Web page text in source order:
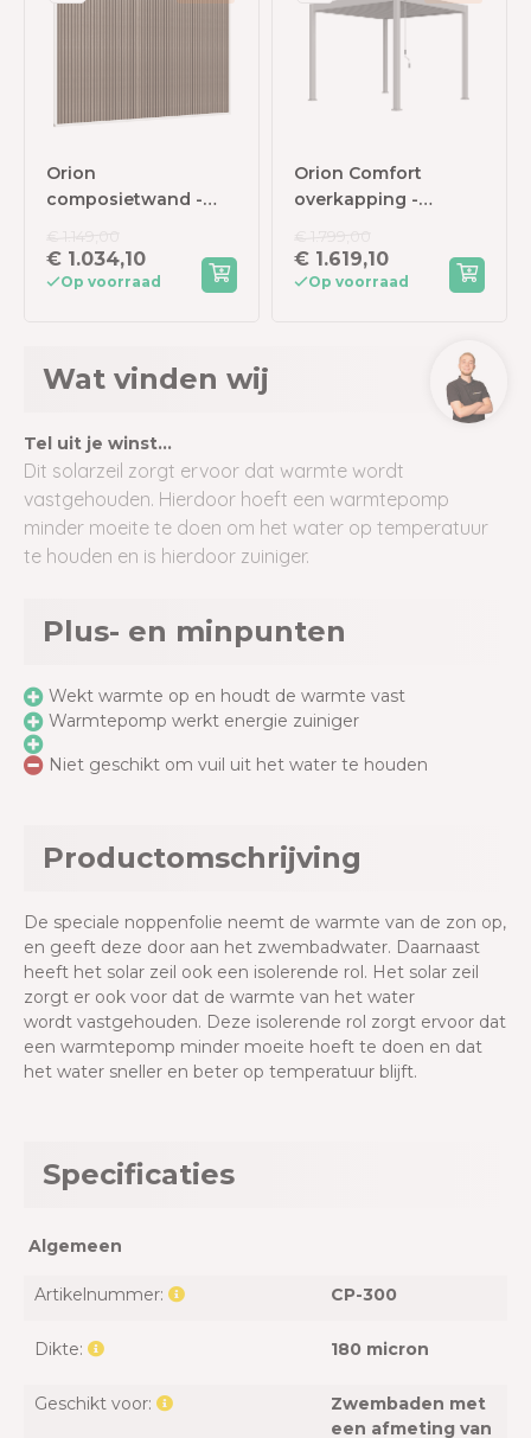
Orion
composietwand -
meter zijkant -
Wit/Teak
€ 1.034,10
Op voorraad
Orion Comfort
overkapping -
Kiezelgrijs
€ 1.619,10
Op voorraad
Wat vinden wij
Tel uit je winst...
Dit solarzeil zorgt ervoor dat warmte wordt
vastgehouden. Hierdoor hoeft een warmtepomp
minder moeite te doen om het water op temperatuur
te houden en is hierdoor zuiniger.
Plus- en minpunten
Wekt warmte op en houdt de warmte vast
Warmtepomp werkt energie zuiniger
Niet geschikt om vuil uit het water te houden
Productomschrijving
De speciale noppenfolie neemt de warmte van de zon op,
en geeft deze door aan het zwembadwater. Daarnaast
heeft het solar zeil ook een isolerende rol. Het solar zeil
zorgt er ook voor dat de warmte van het water
wordt vastgehouden. Deze isolerende rol zorgt ervoor dat
een warmtepomp minder moeite hoeft te doen en dat
het water sneller en beter op temperatuur blijft.
Specificaties
Algemeen
Artikelnummer: CP-300
Dikte: 180 micron
Geschikt voor:
Zwembaden met
een afmeting van